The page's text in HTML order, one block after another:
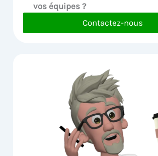
vos équipes ?
Contactez-nous